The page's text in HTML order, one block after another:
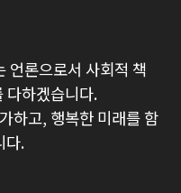
언론으로서 사회적 책
다하겠습니다.
하고, 행복한 미래를 함
다.